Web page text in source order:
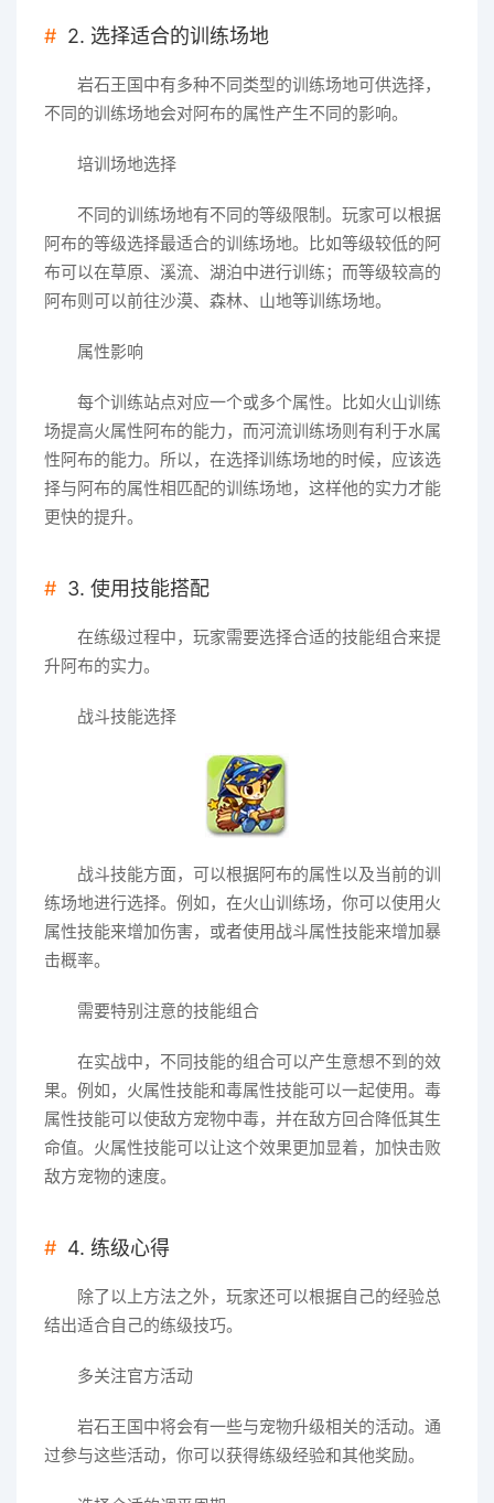
2. 选择适合的训练场地
岩石王国中有多种不同类型的训练场地可供选择，
不同的训练场地会对阿布的属性产生不同的影响。
培训场地选择
不同的训练场地有不同的等级限制。玩家可以根据
阿布的等级选择最适合的训练场地。比如等级较低的阿
布可以在草原、溪流、湖泊中进行训练；而等级较高的
阿布则可以前往沙漠、森林、山地等训练场地。
属性影响
每个训练站点对应一个或多个属性。比如火山训练
场提高火属性阿布的能力，而河流训练场则有利于水属
性阿布的能力。所以，在选择训练场地的时候，应该选
择与阿布的属性相匹配的训练场地，这样他的实力才能
更快的提升。
3. 使用技能搭配
在练级过程中，玩家需要选择合适的技能组合来提
升阿布的实力。
战斗技能选择
战斗技能方面，可以根据阿布的属性以及当前的训
练场地进行选择。例如，在火山训练场，你可以使用火
属性技能来增加伤害，或者使用战斗属性技能来增加暴
击概率。
需要特别注意的技能组合
在实战中，不同技能的组合可以产生意想不到的效
果。例如，火属性技能和毒属性技能可以一起使用。毒
属性技能可以使敌方宠物中毒，并在敌方回合降低其生
命值。火属性技能可以让这个效果更加显着，加快击败
敌方宠物的速度。
4. 练级心得
除了以上方法之外，玩家还可以根据自己的经验总
结出适合自己的练级技巧。
多关注官方活动
岩石王国中将会有一些与宠物升级相关的活动。通
过参与这些活动，你可以获得练级经验和其他奖励。